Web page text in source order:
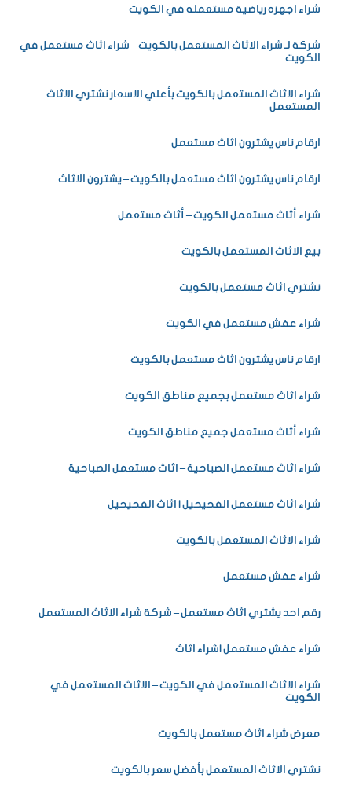
شراء اجهزه رياضية مستعمله في الكويت
شركة لـ شراء الاثاث المستعمل بالكويت – شراء اثاث مستعمل في
الكويت
شراء الاثاث المستعمل بالكويت بأعلي الاسعار نشتري الاثاث
المستعمل
ارقام ناس يشترون اثاث مستعمل
ارقام ناس يشترون اثاث مستعمل بالكويت – يشترون الاثاث
شراء أثاث مستعمل الكويت – أثاث مستعمل
بيع الاثاث المستعمل بالكويت
نشتري اثاث مستعمل بالكويت
شراء عفش مستعمل في الكويت
ارقام ناس يشترون اثاث مستعمل بالكويت
شراء اثاث مستعمل بجميع مناطق الكويت
شراء أثاث مستعمل جميع مناطق الكويت
شراء اثاث مستعمل الصباحية – اثاث مستعمل الصباحية
شراء اثاث مستعمل الفحيحيل | اثاث الفحيحيل
شراء الاثاث المستعمل بالكويت
شراء عفش مستعمل
رقم احد يشتري اثاث مستعمل – شركة شراء الاثاث المستعمل
شراء عفش مستعمل |شراء اثاث
شراء الاثاث المستعمل في الكويت – الاثاث المستعمل في
الكويت
معرض شراء اثاث مستعمل بالكويت
نشتري الاثاث المستعمل بأفضل سعر بالكويت